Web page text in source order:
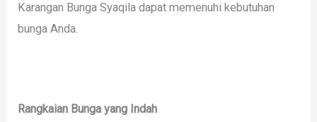
Karangan Bunga Syaqila dapat memenuhi kebutuhan
bunga Anda.
Rangkaian Bunga yang Indah